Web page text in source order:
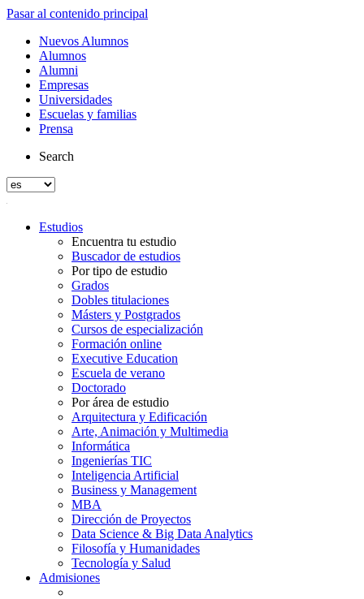
Pasar al contenido principal
Nuevos Alumnos
Alumnos
Alumni
Empresas
Universidades
Escuelas y familias
Prensa
Search
Estudios
Encuentra tu estudio
Buscador de estudios
Por tipo de estudio
Grados
Dobles titulaciones
Másters y Postgrados
Cursos de especialización
Formación online
Executive Education
Escuela de verano
Doctorado
Por área de estudio
Arquitectura y Edificación
Arte, Animación y Multimedia
Informática
Ingenierías TIC
Inteligencia Artificial
Business y Management
MBA
Dirección de Proyectos
Data Science & Big Data Analytics
Filosofía y Humanidades
Tecnología y Salud
Admisiones